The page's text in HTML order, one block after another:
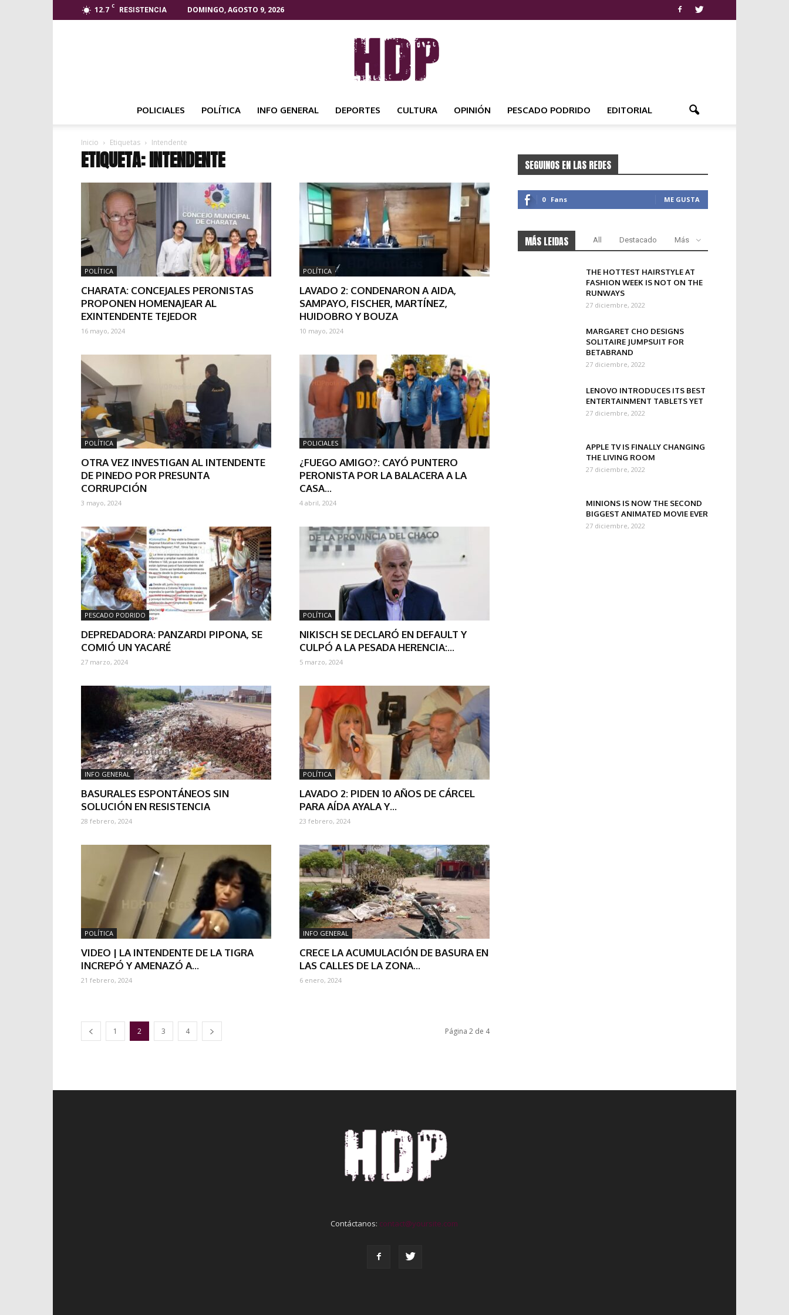
12.7 C
RESISTENCIA DOMINGO, AGOSTO 9, 2026
NOTICIAS
POLICIALES POLÍTICA INFO GENERAL DEPORTES CULTURA OPINIÓN PESCADO PODRIDO EDITORIAL
Inicio Etiquetas Intendente
ETIQUETA: INTENDENTE
POLÍTICA
CHARATA: CONCEJALES PERONISTAS
PROPONEN HOMENAJEAR AL
EXINTENDENTE TEJEDOR
16 mayo, 2024
POLÍTICA
LAVADO 2: CONDENARON A AIDA,
SAMPAYO, FISCHER, MARTÍNEZ,
HUIDOBRO Y BOUZA
10 mayo, 2024
POLÍTICA
OTRA VEZ INVESTIGAN AL INTENDENTE
DE PINEDO POR PRESUNTA
CORRUPCIÓN
3 mayo, 2024
POLICIALES
¿FUEGO AMIGO?: CAYÓ PUNTERO
PERONISTA POR LA BALACERA A LA
CASA...
4 abril, 2024
PESCADO PODRIDO
DEPREDADORA: PANZARDI PIPONA, SE
COMIÓ UN YACARÉ
27 marzo, 2024
POLÍTICA
NIKISCH SE DECLARÓ EN DEFAULT Y
CULPÓ A LA PESADA HERENCIA:...
5 marzo, 2024
INFO GENERAL
BASURALES ESPONTÁNEOS SIN
SOLUCIÓN EN RESISTENCIA
28 febrero, 2024
POLÍTICA
LAVADO 2: PIDEN 10 AÑOS DE CÁRCEL
PARA AÍDA AYALA Y...
23 febrero, 2024
POLÍTICA
VIDEO | LA INTENDENTE DE LA TIGRA
INCREPÓ Y AMENAZÓ A...
21 febrero, 2024
INFO GENERAL
CRECE LA ACUMULACIÓN DE BASURA EN
LAS CALLES DE LA ZONA...
6 enero, 2024
1 2 3 4 Página 2 de 4
SEGUINOS EN LAS REDES
0 Fans ME GUSTA
MÁS LEIDAS All Destacado Más
THE HOTTEST HAIRSTYLE AT
FASHION WEEK IS NOT ON THE
RUNWAYS
27 diciembre, 2022
MARGARET CHO DESIGNS
SOLITAIRE JUMPSUIT FOR
BETABRAND
27 diciembre, 2022
LENOVO INTRODUCES ITS BEST
ENTERTAINMENT TABLETS YET
27 diciembre, 2022
APPLE TV IS FINALLY CHANGING
THE LIVING ROOM
27 diciembre, 2022
MINIONS IS NOW THE SECOND
BIGGEST ANIMATED MOVIE EVER
27 diciembre, 2022
Contáctanos: contact@yoursite.com